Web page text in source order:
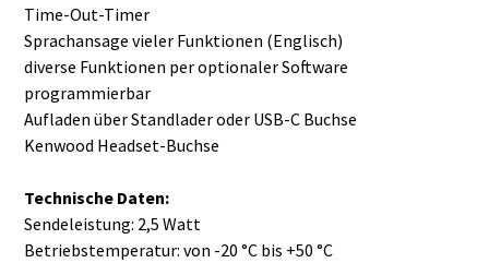
Time-Out-Timer
Sprachansage vieler Funktionen (Englisch)
diverse Funktionen per optionaler Software
programmierbar
Aufladen über Standlader oder USB-C Buchse
Kenwood Headset-Buchse
Technische Daten:
Sendeleistung: 2,5 Watt
Betriebstemperatur: von -20 °C bis +50 °C